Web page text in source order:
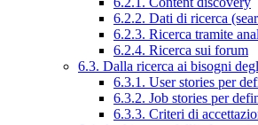
6.2.2. Dati di ricerca
6.2.3. Ricerca tramite
6.2.4. Ricerca sui forum
6.3. Dalla ricerca ai bisogni
6.3.1. User stories per
6.3.2. Job stories per
6.3.3. Criteri di